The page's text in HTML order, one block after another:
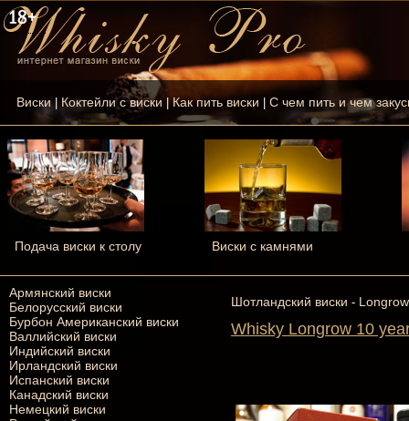
Виски| Коктейли с виски |Как пить виски С чем пить и чем
Подача виски к столу Виски с камнями
Армянский виски
Белорусский виски
Бурбон Американский виски
Валлийский виски
Индийский виски
Ирландский виски
Испанский виски
Канадский виски
Немецкий виски
Шотландский виски - Longrow
Whisky Longrow 10